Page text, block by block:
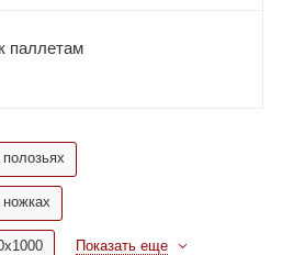
паллетам
Показать еще